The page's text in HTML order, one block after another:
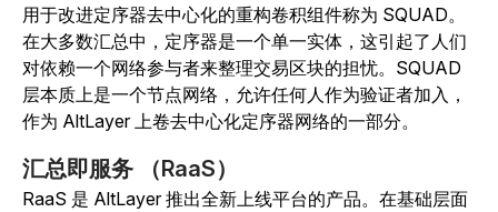
用于改进定序器去中心化的重构卷积组件称为 SQUAD。
在大多数汇总中，定序器是一个单一实体，这引起了人们
对依赖一个网络参与者来整理交易区块的担忧。SQUAD
层本质上是一个节点网络，允许任何人作为验证者加入，
作为 AltLayer 上卷去中心化定序器网络的一部分。
汇总即服务 （RaaS）
RaaS 是 AltLayer 推出全新上线平台的产品。在基础层面